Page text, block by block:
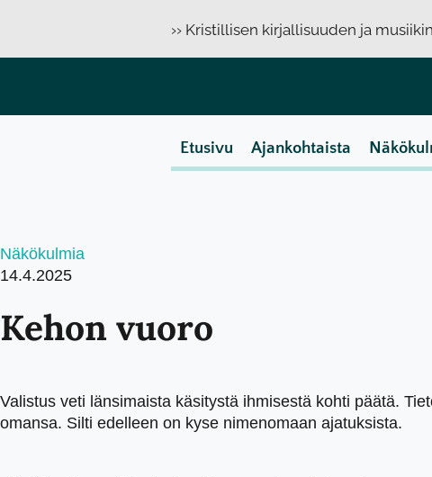
›› Kristillisen kirjallisuuden ja
Etusivu Ajankohtaista
Näkökulmia
14.4.2025
Kehon vuoro
Valistus veti länsimaista käsitystä ihmisestä kohti päätä.
omansa. Silti edelleen on kyse nimenomaan ajatuksista.